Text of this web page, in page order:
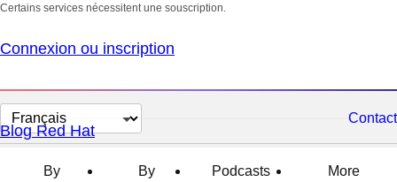
Certains services nécessitent une souscription.
Connexion ou inscription
Changer
la
langue
Contact
Blog Red Hat
By
By
Podcasts
More